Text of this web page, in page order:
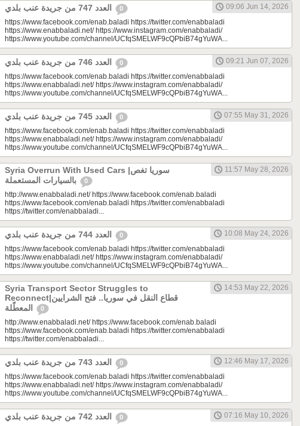
0
09:06 Jun 14, 2026
https://www.facebook.com/enab.baladi https://twitter.com/enabbaladi
https://www.enabbaladi.net/ https://www.instagram.com/enabbaladi/
https://www.youtube.com/channel/UCfqSMELWF9cQPbiB74gYuWA...
0
09:21 Jun 07, 2026
https://www.facebook.com/enab.baladi https://twitter.com/enabbaladi
https://www.enabbaladi.net/ https://www.instagram.com/enabbaladi/
https://www.youtube.com/channel/UCfqSMELWF9cQPbiB74gYuWA...
0
07:55 May 31, 2026
https://www.facebook.com/enab.baladi https://twitter.com/enabbaladi
https://www.enabbaladi.net/ https://www.instagram.com/enabbaladi/
https://www.youtube.com/channel/UCfqSMELWF9cQPbiB74gYuWA...
Syria Overrun With Used Cars |سوريا تغص
0
11:57 May 28, 2026
http://www.enabbaladi.net/ https://www.facebook.com/enab.baladi
https://www.facebook.com/enab.baladi https://twitter.com/enabbaladi
https://twitter.com/enabbaladi...
0
10:08 May 24, 2026
https://www.facebook.com/enab.baladi https://twitter.com/enabbaladi
https://www.enabbaladi.net/ https://www.instagram.com/enabbaladi/
https://www.youtube.com/channel/UCfqSMELWF9cQPbiB74gYuWA...
Syria Transport Sector Struggles to
Reconnect|قطاع النقل في سوريا.. فتح الشرايين
0
14:53 May 22, 2026
http://www.enabbaladi.net/ https://www.facebook.com/enab.baladi
https://www.facebook.com/enab.baladi https://twitter.com/enabbaladi
https://twitter.com/enabbaladi...
0
12:46 May 17, 2026
https://www.facebook.com/enab.baladi https://twitter.com/enabbaladi
https://www.enabbaladi.net/ https://www.instagram.com/enabbaladi/
https://www.youtube.com/channel/UCfqSMELWF9cQPbiB74gYuWA...
0
07:16 May 10, 2026